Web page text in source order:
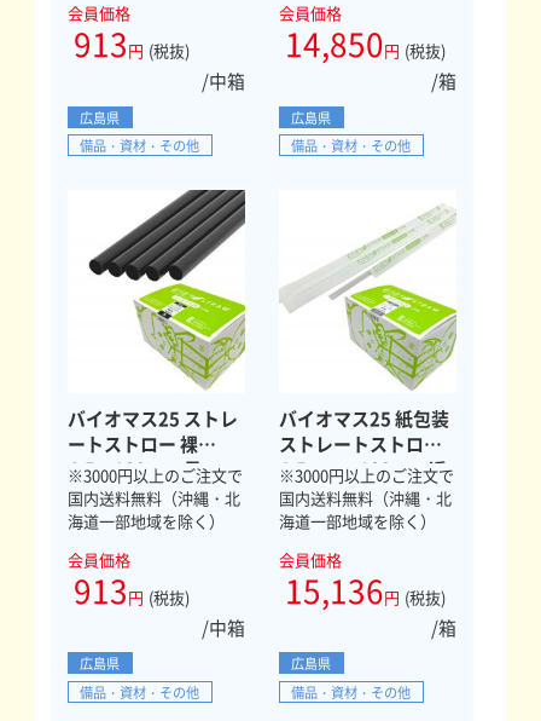
会員価格
913円 (税抜)
/中箱
広島県
備品・資材・その他
会員価格
14,850円 (税抜)
/箱
広島県
備品・資材・その他
バイオマス25 ストレ
ートストロー 裸
4.5×180mm 黒
1000本
※3000円以上のご注文で
国内送料無料（沖縄・北
海道一部地域を除く）
会員価格
913円 (税抜)
/中箱
広島県
備品・資材・その他
バイオマス25 紙包装
ストレートストロー
4.5mm×180mm 透
明 10000本
※3000円以上のご注文で
国内送料無料（沖縄・北
海道一部地域を除く）
会員価格
15,136円 (税抜)
/箱
広島県
備品・資材・その他